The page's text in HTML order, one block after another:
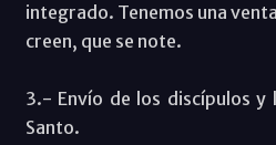
integrado. Tenemos una
creen, que se note.
3.- Envío de los discípulos y
Santo.